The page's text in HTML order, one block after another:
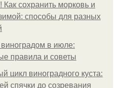
Как сохранить морковь и
способы для разных
виноградом в июле:
правила и советы
цикл виноградного куста:
спячки до созревания